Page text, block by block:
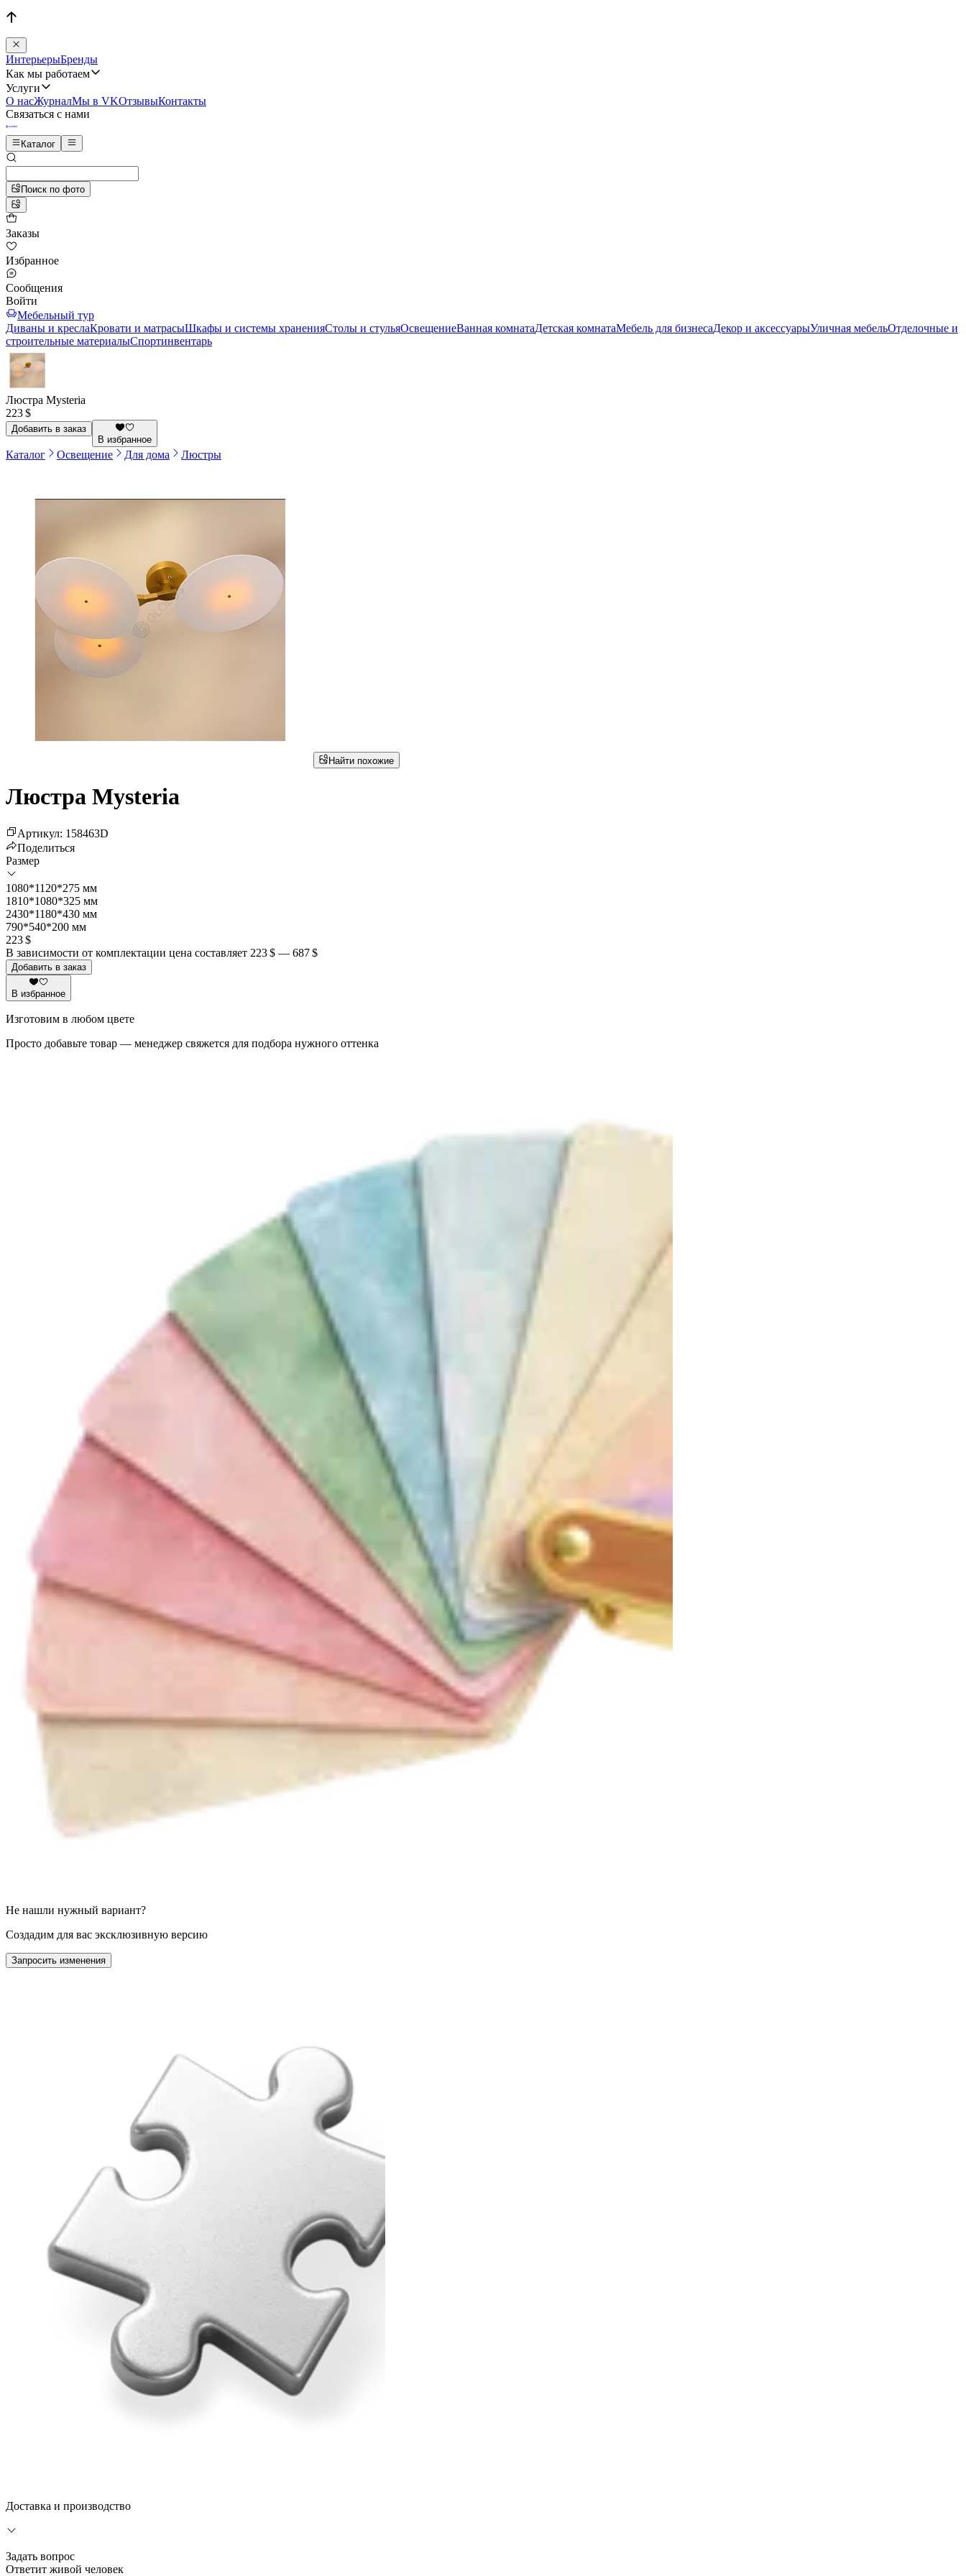
ИнтерьерыБренды
Как мы работаем
Услуги
О насЖурналМы в VKОтзывыКонтакты
Связаться с нами
Каталог
Поиск по фото
Заказы
Избранное
Сообщения
Войти
Мебельный тур
Диваны и креслаКровати и матрасыШкафы и системы храненияСтолы и стульяОсвещениеВанная комнатаДетская комнатаМебель для бизнесаДекор и аксессуарыУличная мебельОтделочные и
строительные материалыСпортинвентарь
Люстра Mysteria
223 $
Добавить в заказ
В избранное
Каталог Освещение Для дома Люстры
Найти похожие
Люстра Mysteria
Артикул: 158463D
Поделиться
Размер
1080*1120*275 мм
1810*1080*325 мм
2430*1180*430 мм
790*540*200 мм
223 $
В зависимости от комплектации цена составляет 223 $ — 687 $
Добавить в заказ
В избранное
Изготовим в любом цвете
Просто добавьте товар — менеджер свяжется для подбора нужного оттенка
Не нашли нужный вариант?
Создадим для вас эксклюзивную версию
Запросить изменения
Доставка и производство
Задать вопрос
Ответит живой человек